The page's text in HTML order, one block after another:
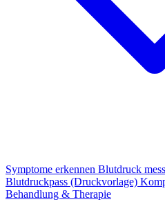
Symptome erkennen Blutdruck
Blutdruckpass (Druckvorlage)
Behandlung & Therapie